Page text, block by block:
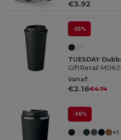
€3.92
-55%
GiftRetail
Vanaf:
€2.16€4.74
-36%
+1